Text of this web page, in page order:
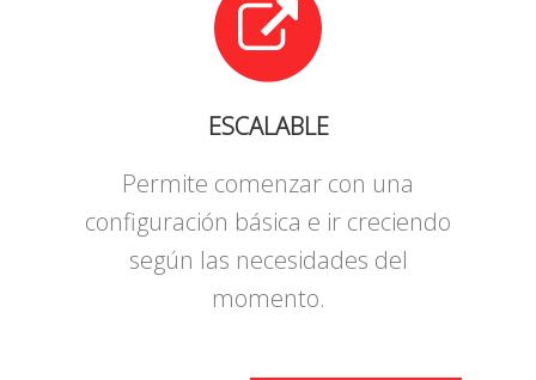
ESCALABLE
Permite comenzar con una
configuración básica e ir creciendo
según las necesidades del
momento.